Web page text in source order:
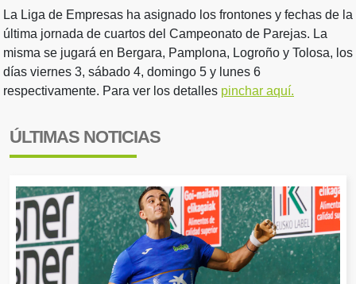
La Liga de Empresas ha asignado los frontones y fechas de la
última jornada de cuartos del Campeonato de Parejas. La
misma se jugará en Bergara, Pamplona, Logroño y Tolosa, los
días viernes 3, sábado 4, domingo 5 y lunes 6
respectivamente. Para ver los detalles pinchar aquí.
ÚLTIMAS NOTICIAS